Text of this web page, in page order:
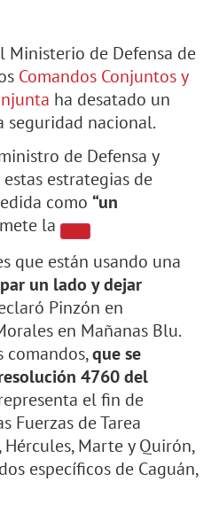
Ministerio de Defensa de
Comandos Conjuntos y
ha desatado un
seguridad nacional.
de Defensa y
estrategias de
como “un
la
que están usando una
un lado y dejar
Pinzón en
en Mañanas Blu.
comandos,que se
4760 del
el fin de
Fuerzas de Tarea
Marte y Quirón,
específicos de Caguán,